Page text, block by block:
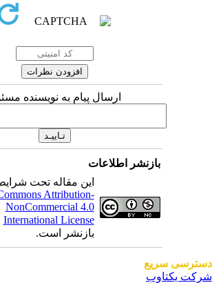
ارسال پیام به نویسنده
بازنشر اطلاعات
این مقاله تحت شرایط
Commons Attribution-
NonCommercial 4.0
International License
بازنشر است.
سریع
یکتاوب